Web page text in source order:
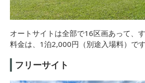
オートサイトは全部で16区画あって、
料金は、1泊2,000円（別途入場料）です
フリーサイト